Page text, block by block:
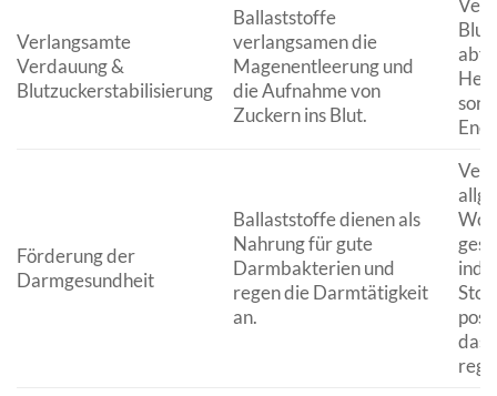
Verlangsamte
Verdauung &
Blutzuckerstabilisierung
Ballaststoffe
verlangsamen die
Magenentleerung und
die Aufnahme von
Zuckern ins Blut.
Förderung der
Darmgesundheit
Ballaststoffe dienen als
Nahrung für gute
Darmbakterien und
regen die Darmtätigkeit
an.
das